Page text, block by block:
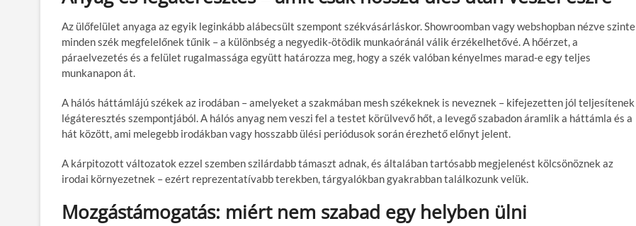
Az ülőfelület anyaga az egyik leginkább alábecsült szempont székvásárláskor. Showroomban vagy webshopban nézve szinte
minden szék megfelelőnek tűnik – a különbség a negyedik-ötödik munkaóránál válik érzékelhetővé. A hőérzet, a
páraelvezetés és a felület rugalmassága együtt határozza meg, hogy a szék valóban kényelmes marad-e egy teljes
munkanapon át.
A hálós háttámlájú székek az irodában – amelyeket a szakmában mesh székeknek is neveznek – kifejezetten jól teljesítenek
légáteresztés szempontjából. A hálós anyag nem veszi fel a testet körülvevő hőt, a levegő szabadon áramlik a háttámla és a
hát között, ami melegebb irodákban vagy hosszabb ülési periódusok során érezhető előnyt jelent.
A kárpitozott változatok ezzel szemben szilárdabb támaszt adnak, és általában tartósabb megjelenést kölcsönöznek az
irodai környezetnek – ezért reprezentatívabb terekben, tárgyalókban gyakrabban találkozunk velük.
Mozgástámogatás: miért nem szabad egy helyben ülni